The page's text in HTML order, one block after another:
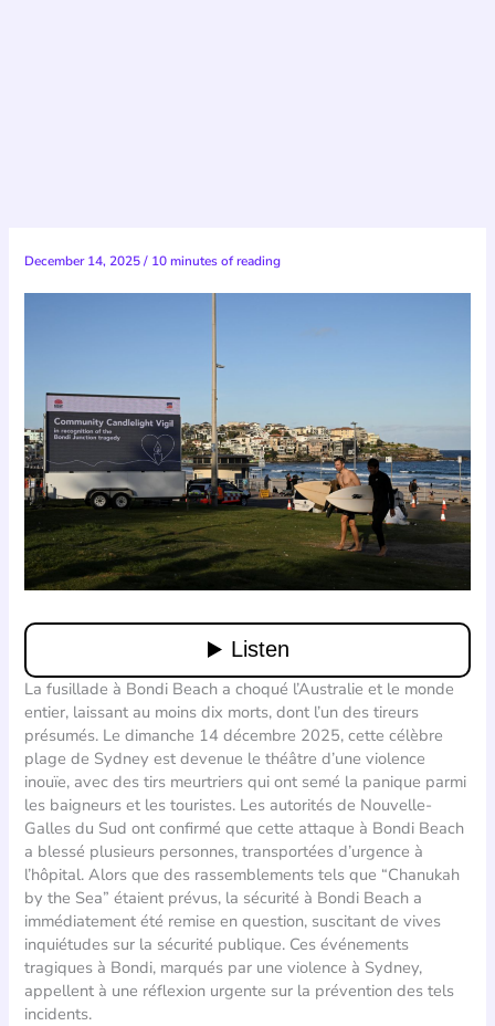
December 14, 2025/ 10 minutes of reading
La fusillade à Bondi Beach a choqué l’Australie et le monde
entier, laissant au moins dix morts, dont l’un des tireurs
présumés. Le dimanche 14 décembre 2025, cette célèbre
plage de Sydney est devenue le théâtre d’une violence
inouïe, avec des tirs meurtriers qui ont semé la panique parmi
les baigneurs et les touristes. Les autorités de Nouvelle-
Galles du Sud ont confirmé que cette attaque à Bondi Beach
a blessé plusieurs personnes, transportées d’urgence à
l’hôpital. Alors que des rassemblements tels que “Chanukah
by the Sea” étaient prévus, la sécurité à Bondi Beach a
immédiatement été remise en question, suscitant de vives
inquiétudes sur la sécurité publique. Ces événements
tragiques à Bondi, marqués par une violence à Sydney,
appellent à une réflexion urgente sur la prévention des tels
incidents.